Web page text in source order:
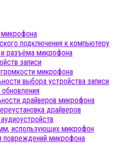
подключения к компьютеру
разъёма микрофона
записи
микрофона
выбора устройства записи
драйверов микрофона
драйверов
использующих микрофон
повреждений микрофона